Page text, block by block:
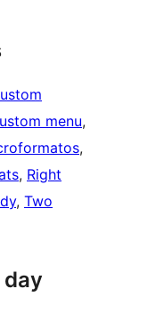
menu
, Right
, Two